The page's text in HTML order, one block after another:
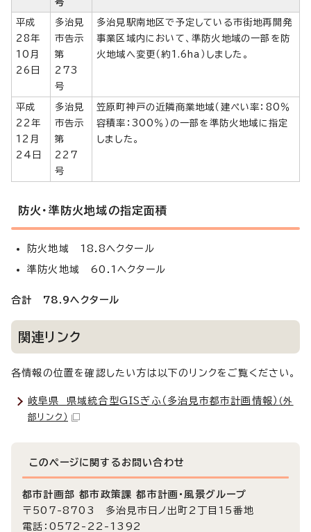
平成
28年
10月
26日
多治見
市告示
第
273
号
多治見駅南地区で予定している市街地再開発
事業区域内において、準防火地域の一部を防
火地域へ変更（約1.6ha）しました。
平成
22年
12月
24日
多治見
市告示
第
227
号
笠原町神戸の近隣商業地域（建ぺい率：80％
容積率：300％）の一部を準防火地域に指定
しました。
防火・準防火地域の指定面積
防火地域 18.8ヘクタール
準防火地域 60.1ヘクタール
合計 78.9ヘクタール
関連リンク
各情報の位置を確認したい方は以下のリンクをご覧ください。
岐阜県 県域統合型GISぎふ（多治見市都市計画情報） （外
部リンク）
このページに関する お問い合わせ
都市計画部 都市政策課 都市計画・風景グループ
〒507-8703 多治見市日ノ出町2丁目15番地
電話：0572-22-1392